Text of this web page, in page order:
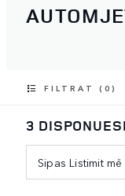
FILTRAT (0)
3
Sipas Listimit